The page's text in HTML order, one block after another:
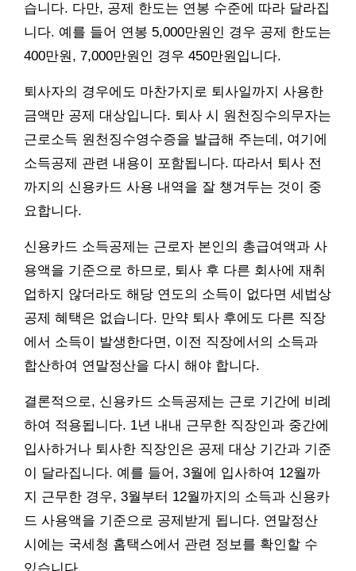
습니다. 다만, 공제 한도는 연봉 수준에 따라 달라집
니다. 예를 들어 연봉 5,000만원인 경우 공제 한도는
400만원, 7,000만원인 경우 450만원입니다.
퇴사자의 경우에도 마찬가지로 퇴사일까지 사용한
금액만 공제 대상입니다. 퇴사 시 원천징수의무자는
근로소득 원천징수영수증을 발급해 주는데, 여기에
소득공제 관련 내용이 포함됩니다. 따라서 퇴사 전
까지의 신용카드 사용 내역을 잘 챙겨두는 것이 중
요합니다.
신용카드 소득공제는 근로자 본인의 총급여액과 사
용액을 기준으로 하므로, 퇴사 후 다른 회사에 재취
업하지 않더라도 해당 연도의 소득이 없다면 세법상
공제 혜택은 없습니다. 만약 퇴사 후에도 다른 직장
에서 소득이 발생한다면, 이전 직장에서의 소득과
합산하여 연말정산을 다시 해야 합니다.
결론적으로, 신용카드 소득공제는 근로 기간에 비례
하여 적용됩니다. 1년 내내 근무한 직장인과 중간에
입사하거나 퇴사한 직장인은 공제 대상 기간과 기준
이 달라집니다. 예를 들어, 3월에 입사하여 12월까
지 근무한 경우, 3월부터 12월까지의 소득과 신용카
드 사용액을 기준으로 공제받게 됩니다. 연말정산
시에는 국세청 홈택스에서 관련 정보를 확인할 수